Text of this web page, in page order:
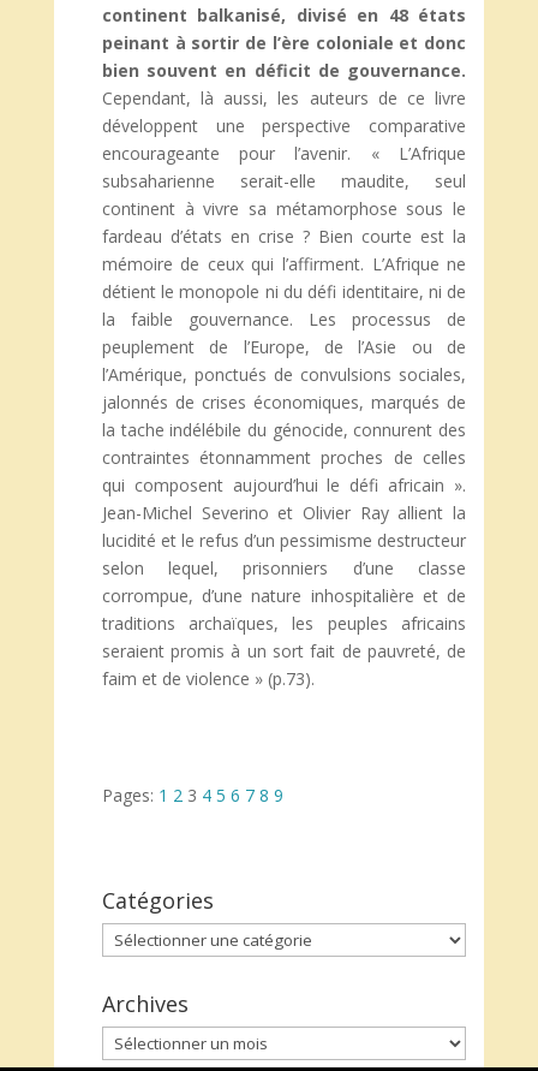
continent balkanisé, divisé en 48 états
peinant à sortir de l’ère coloniale et donc
bien souvent en déficit de gouvernance.
Cependant, là aussi, les auteurs de ce livre
développent une perspective comparative
encourageante pour l’avenir. « L’Afrique
subsaharienne serait-elle maudite, seul
continent à vivre sa métamorphose sous le
fardeau d’états en crise ? Bien courte est la
mémoire de ceux qui l’affirment. L’Afrique ne
détient le monopole ni du défi identitaire, ni de
la faible gouvernance. Les processus de
peuplement de l’Europe, de l’Asie ou de
l’Amérique, ponctués de convulsions sociales,
jalonnés de crises économiques, marqués de
la tache indélébile du génocide, connurent des
contraintes étonnamment proches de celles
qui composent aujourd’hui le défi africain ».
Jean-Michel Severino et Olivier Ray allient la
lucidité et le refus d’un pessimisme destructeur
selon lequel, prisonniers d’une classe
corrompue, d’une nature inhospitalière et de
traditions archaïques, les peuples africains
seraient promis à un sort fait de pauvreté, de
faim et de violence » (p.73).
Pages: 1 2 3 4 5 6 7 8 9
Catégories
Catégories
Archives
Archives